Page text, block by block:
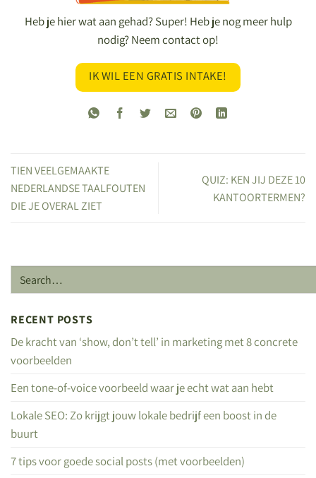
Heb je hier wat aan gehad? Super! Heb je nog meer hulp
nodig? Neem contact op!
IK WIL EEN GRATIS INTAKE!
TIEN VEELGEMAAKTE
NEDERLANDSE TAALFOUTEN
DIE JE OVERAL ZIET
QUIZ: KEN JIJ DEZE 10
KANTOORTERMEN?
RECENT POSTS
De kracht van ‘show, don’t tell’ in marketing met 8 concrete
voorbeelden
Een tone-of-voice voorbeeld waar je echt wat aan hebt
Lokale SEO: Zo krijgt jouw lokale bedrijf een boost in de
buurt
7 tips voor goede social posts (met voorbeelden)